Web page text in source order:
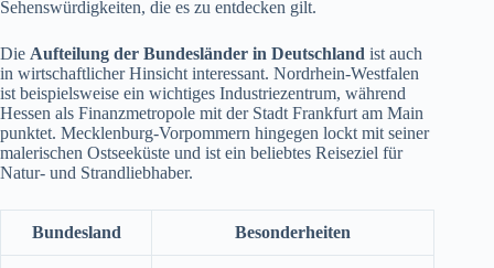
Sehenswürdigkeiten, die es zu entdecken gilt.
Die Aufteilung der Bundesländer in Deutschland ist auch
in wirtschaftlicher Hinsicht interessant. Nordrhein-Westfalen
ist beispielsweise ein wichtiges Industriezentrum, während
Hessen als Finanzmetropole mit der Stadt Frankfurt am Main
punktet. Mecklenburg-Vorpommern hingegen lockt mit seiner
malerischen Ostseeküste und ist ein beliebtes Reiseziel für
Natur- und Strandliebhaber.
Bundesland Besonderheiten